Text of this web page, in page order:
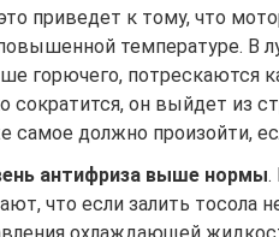
приведет к тому, что
температуре. В
горючего, потрескаются
сократится, он выйдет из
самое должно произойти,
антифриза выше нормы.
что если залить тосола